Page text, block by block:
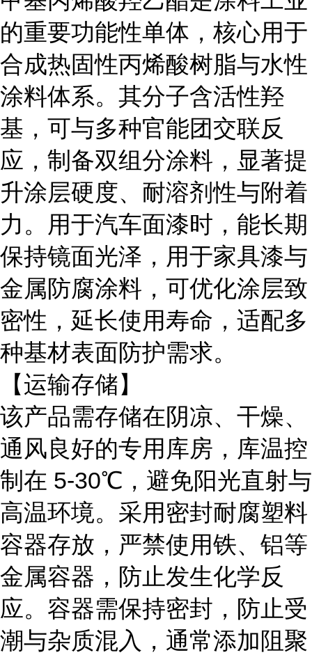
的重要功能性单体，核心用于
合成热固性丙烯酸树脂与水性
涂料体系。其分子含活性羟
基，可与多种官能团交联反
应，制备双组分涂料，显著提
升涂层硬度、耐溶剂性与附着
力。用于汽车面漆时，能长期
保持镜面光泽，用于家具漆与
金属防腐涂料，可优化涂层致
密性，延长使用寿命，适配多
种基材表面防护需求。
【运输存储】
该产品需存储在阴凉、干燥、
通风良好的专用库房，库温控
制在 5-30℃，避免阳光直射与
高温环境。采用密封耐腐塑料
容器存放，严禁使用铁、铝等
金属容器，防止发生化学反
应。容器需保持密封，防止受
潮与杂质混入，通常添加阻聚